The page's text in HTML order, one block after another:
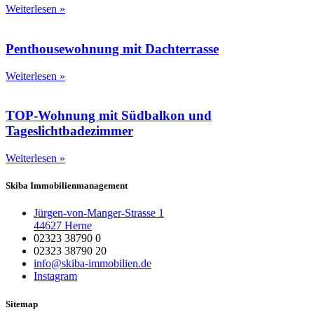
Weiterlesen »
Penthousewohnung mit Dachterrasse
Weiterlesen »
TOP-Wohnung mit Südbalkon und
Tageslichtbadezimmer
Weiterlesen »
Skiba Immobilienmanagement
Jürgen-von-Manger-Strasse 1
44627 Herne
02323 38790 0
02323 38790 20
info@skiba-immobilien.de
Instagram
Sitemap